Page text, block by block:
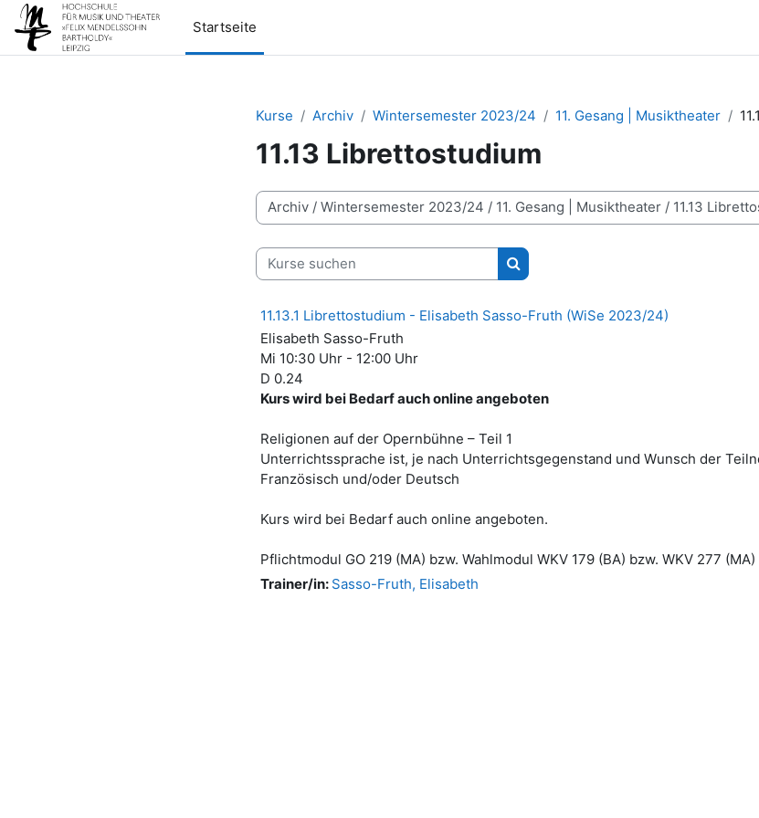
Zum Hauptinhalt
Startseite
Kurse Archiv Wintersemester 2023/24 11. Gesang | Musiktheater
11.13 Librettostudium
Kursbereiche
Kurse suchen
Kurse suchen
11.13.1 Librettostudium - Elisabeth Sasso-Fruth (WiSe 2023/24)
Elisabeth Sasso-Fruth
Mi 10:30 Uhr - 12:00 Uhr
D 0.24
Kurs wird bei Bedarf auch online angeboten
Religionen auf der Opernbühne – Teil 1
Unterrichtssprache ist, je nach Unterrichtsgegenstand und Wunsch der
Französisch und/oder Deutsch
Kurs wird bei Bedarf auch online angeboten.
Pflichtmodul GO 219 (MA) bzw. Wahlmodul WKV 179 (BA) bzw. WKV 277
Trainer/in: Sasso-Fruth, Elisabeth